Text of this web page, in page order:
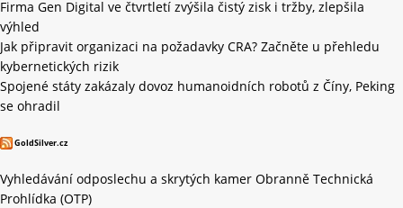
Firma Gen Digital ve čtvrtletí zvýšila čistý zisk i tržby, zlepšila
výhled
Jak připravit organizaci na požadavky CRA? Začněte u přehledu
kybernetických rizik
Spojené státy zakázaly dovoz humanoidních robotů z Číny, Peking
se ohradil
GoldSilver.cz
Vyhledávání odposlechu a skrytých kamer Obranně Technická
Prohlídka (OTP)